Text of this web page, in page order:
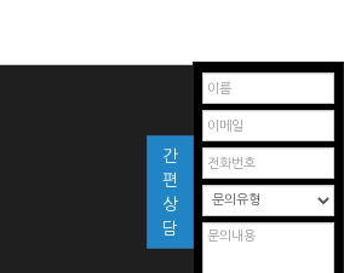
간
편
상
담